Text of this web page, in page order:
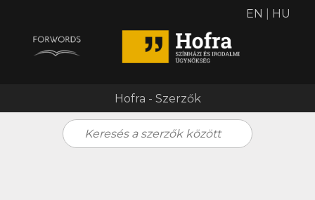
Hofra - Szerzők
EN HU